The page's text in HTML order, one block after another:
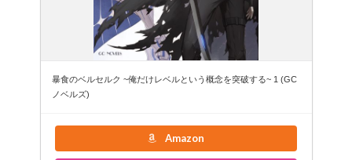
暴食のベルセルク ~俺だけレベルという概念を突破する~ 1 (GC
ノベルズ)
Amazon